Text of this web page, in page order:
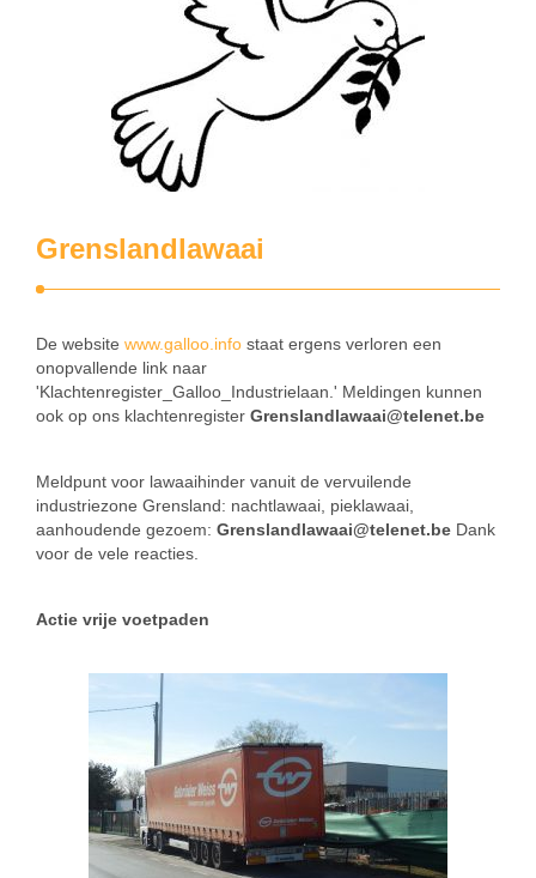
Grenslandlawaai
De website www.galloo.info staat ergens verloren een
onopvallende link naar
'Klachtenregister_Galloo_Industrielaan.' Meldingen kunnen
ook op ons klachtenregister Grenslandlawaai@telenet.be
Meldpunt voor lawaaihinder vanuit de vervuilende
industriezone Grensland: nachtlawaai, pieklawaai,
aanhoudende gezoem: Grenslandlawaai@telenet.be Dank
voor de vele reacties.
Actie vrije voetpaden